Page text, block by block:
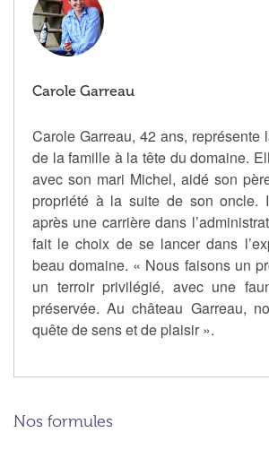
Carole Garreau
Carole Garreau, 42 ans, représente
de la famille à la tête du domaine.
avec son mari Michel, aidé son
propriété à la suite de son oncle.
après une carrière dans
fait le choix de se lancer dans
beau domaine. « Nous faisons un
un terroir privilégié, avec une
préservée. Au château Garreau,
quête de sens et de plaisir ».
Nos formules